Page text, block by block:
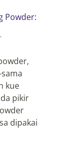
Powder:
kue
pikir
dipakai